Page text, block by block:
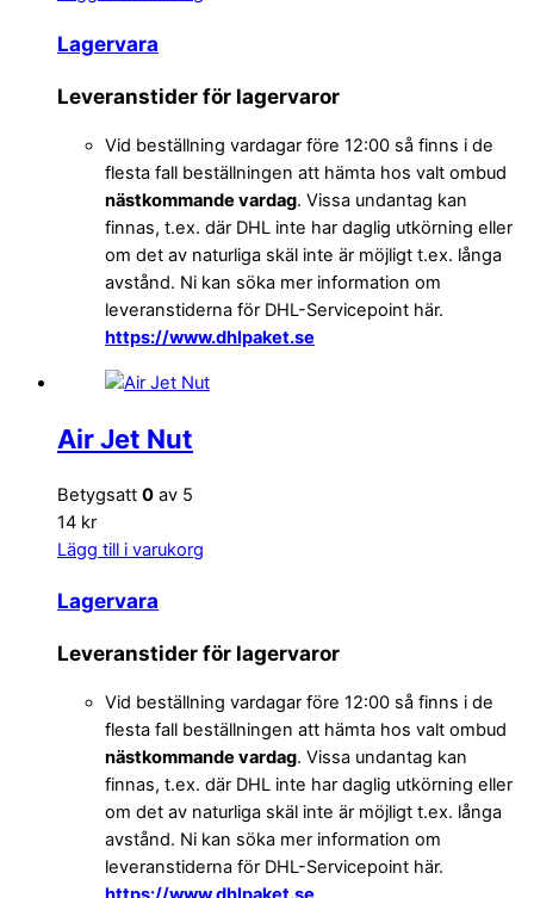
Lagervara
Leveranstider för lagervaror
Vid beställning vardagar före 12:00 så finns i de
flesta fall beställningen att hämta hos valt ombud
nästkommande vardag. Vissa undantag kan
finnas, t.ex. där DHL inte har daglig utkörning eller
om det av naturliga skäl inte är möjligt t.ex. långa
avstånd. Ni kan söka mer information om
leveranstiderna för DHL-Servicepoint här.
https://www.dhlpaket.se
Air Jet Nut
Betygsatt 0 av 5
14 kr
Lägg till i varukorg
Lagervara
Leveranstider för lagervaror
Vid beställning vardagar före 12:00 så finns i de
flesta fall beställningen att hämta hos valt ombud
nästkommande vardag. Vissa undantag kan
finnas, t.ex. där DHL inte har daglig utkörning eller
om det av naturliga skäl inte är möjligt t.ex. långa
avstånd. Ni kan söka mer information om
leveranstiderna för DHL-Servicepoint här.